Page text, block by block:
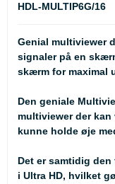
HDL-MULTIP6G/16
Genial multiviewer
signaler på en
skærm for maximal
Den geniale
multiviewer der
kunne holde øje
Det er samtidig
i Ultra HD, hvilket